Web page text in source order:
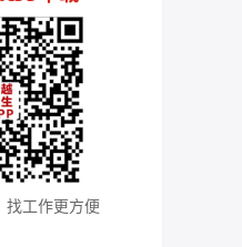
找工作更方便